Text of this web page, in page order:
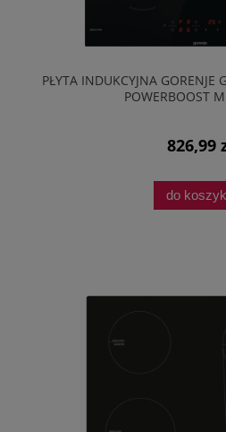
PŁYTA INDUKCYJNA GORENJE
POWERBOOST
826,99
do